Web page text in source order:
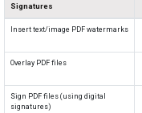
Signatures
Insert text/image PDF watermarks
Overlay PDF files
Sign PDF files (using digital
signatures)